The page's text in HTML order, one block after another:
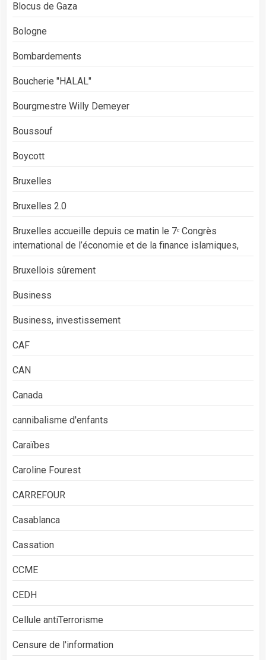
Blocus de Gaza
Bologne
Bombardements
Boucherie "HALAL"
Bourgmestre Willy Demeyer
Boussouf
Boycott
Bruxelles
Bruxelles 2.0
Bruxelles accueille depuis ce matin le 7ᵉ Congrès
international de l’économie et de la finance islamiques,
Bruxellois sûrement
Business
Business, investissement
CAF
CAN
Canada
cannibalisme d'enfants
Caraïbes
Caroline Fourest
CARREFOUR
Casablanca
Cassation
CCME
CEDH
Cellule antiTerrorisme
Censure de l'information